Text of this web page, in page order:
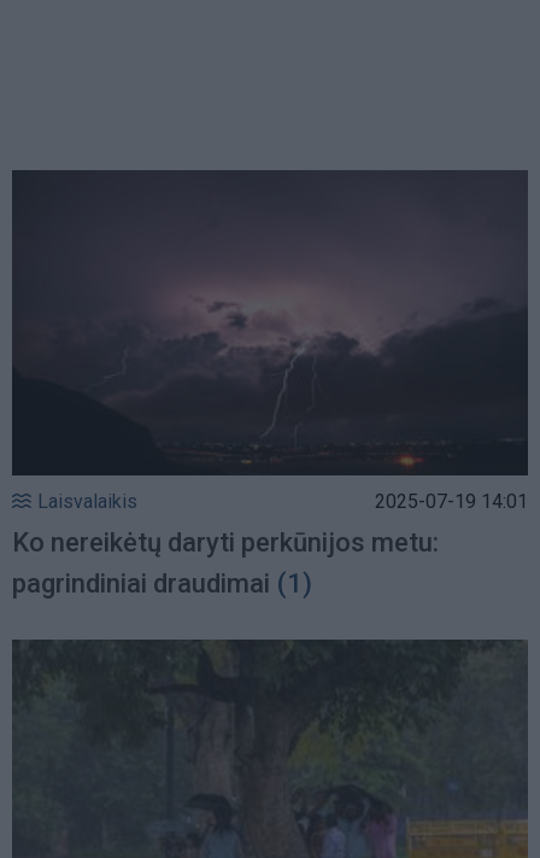
Laisvalaikis 2025-07-19 14:01
Ko nereikėtų daryti perkūnijos metu:
pagrindiniai draudimai (1)